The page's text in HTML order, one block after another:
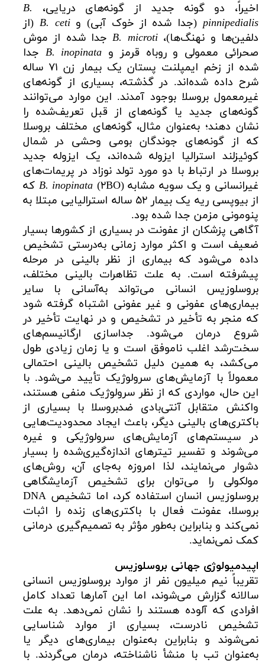
اخیراً، دو گونه جدید از گونه‌های دریایی، B.
pinnipedialis (جدا شده از خوک آبی) وB. ceti (از
دلفین‌ها و نهنگ‌ها)،B. microtiجدا شده از موش
صحرائی معمولی و روباه قرمز و B. inopinata جدا
شده از زخم ایمپلنت پستان یک بیمار زن ۷۱ ساله
شرح داده شده‌اند. در گذشته، بسیاری از گونه‌های
غیرمعمول بروسلا بوجود آمدند. این موارد می‌توانند
گونه‌های جدید یا گونه‌های از قبل تعریف‌شده را
نشان دهند؛ به‌عنوان مثال، گونه‌های مختلف بروسلا
که از گونه‌های جوندگان بومی وحشی در شمال
کوئیزلند استرالیا ایزوله شده‌اند، یک ایزوله جدید
بروسلا در ارتباط با دو مورد تولد نوزاد در پریمات‌های
غیرانسانی و یک سویه مشابه
B. inopinata
(۲BO) که
از بیوپسی ریه یک بیمار ۵۲ ساله استرالیایی مبتلا به
پنومونی مزمن جدا شده بود.
آگاهی پزشکان از عفونت در بسیاری از کشورها بسیار
ضعیف است و اکثر موارد زمانی به‌درستی تشخیص
داده می‌شود که بیماری از نظر بالینی در مرحله
پیشرفته است. به علت تظاهرات بالینی مختلف،
بروسلوزیس انسانی می‌تواند به‌آسانی با سایر
بیماری‌های عفونی و غیر عفونی اشتباه گرفته شود
که منجر به تأخیر در تشخیص و در نهایت تأخیر در
شروع درمان می‌شود. جداسازی ارگانیسم‌های
سخت‌رشد اغلب ناموفق است و یا زمان زیادی طول
می‌کشد، به همین دلیل تشخیص بالینی احتمالی
معمولاً با آزمایش‌های سرولوژیک تأیید می‌شود. با
این حال، مواردی که از نظر سرولوژیک منفی هستند،
واکنش متقابل آنتی‌بادی ضدبروسلا با بسیاری از
باکتری‌های بالینی دیگر، باعث ایجاد محدودیت‌هایی
در سیستم‌های آزمایش‌های سرولوژیکی و غیره
می‌شوند و تفسیر تیترهای اندازه‌گیری‌شده را بسیار
دشوار می‌نمایند، لذا امروزه به‌جای آن، روش‌های
مولکولی را می‌توان برای تشخیص آزمایشگاهی
بروسلوزیس انسان استفاده کرد، اما تشخیص DNA
بروسلا، عفونت فعال با باکتری‌های زنده را اثبات
نمی‌کند و بنابراین به‌طور مؤثر به تصمیم‌گیری درمانی
کمک نمی‌نماید.
اپیدمیولوژی جهانی بروسلوزیس
تقریباً نیم میلیون نفر از موارد بروسلوزیس انسانی
سالانه گزارش می‌شوند، اما این آمارها تعداد کامل
افرادی که آلوده هستند را نشان نمی‌دهد. به علت
تشخیص نادرست، بسیاری از موارد شناسایی
نمی‌شوند و بنابراین به‌عنوان بیماری‌های دیگر یا
به‌عنوان تب با منشأ ناشناخته، درمان می‌گردند. با